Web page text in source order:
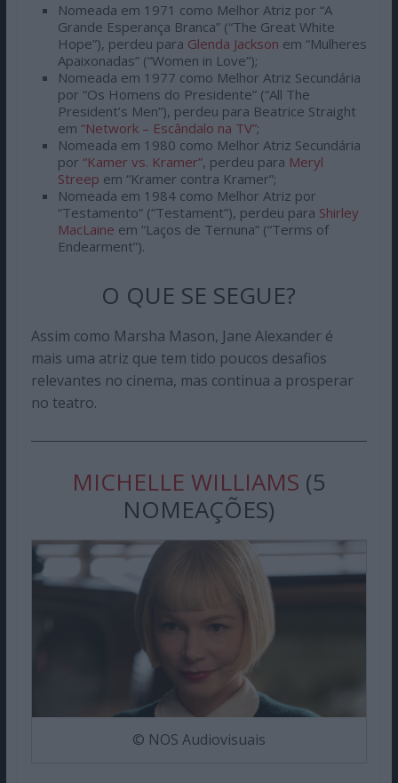
Nomeada em 1971 como Melhor Atriz por “A
Grande Esperança Branca” (“The Great White
Hope”), perdeu para Glenda Jackson em “Mulheres
Apaixonadas” (“Women in Love”);
Nomeada em 1977 como Melhor Atriz Secundária
por “Os Homens do Presidente” (“All The
President’s Men”), perdeu para Beatrice Straight
em “Network – Escândalo na TV”;
Nomeada em 1980 como Melhor Atriz Secundária
por “Kamer vs. Kramer”, perdeu para Meryl
Streep em “Kramer contra Kramer”;
Nomeada em 1984 como Melhor Atriz por
“Testamento” (“Testament”), perdeu para Shirley
MacLaine em “Laços de Ternuna” (“Terms of
Endearment”).
O QUE SE SEGUE?
Assim como Marsha Mason, Jane Alexander é
mais uma atriz que tem tido poucos desafios
relevantes no cinema, mas continua a prosperar
no teatro.
MICHELLE WILLIAMS (5
NOMEAÇÕES)
© NOS Audiovisuais